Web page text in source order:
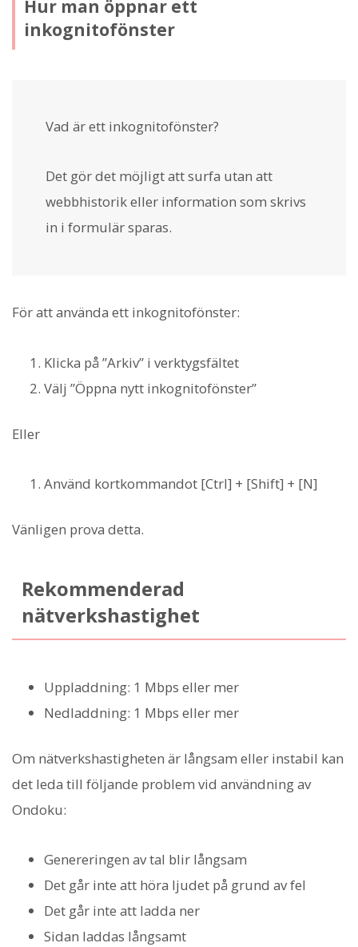
Hur man öppnar ett
inkognitofönster
Vad är ett inkognitofönster?
Det gör det möjligt att surfa utan att
webbhistorik eller information som skrivs
in i formulär sparas.
För att använda ett inkognitofönster:
Klicka på ”Arkiv” i verktygsfältet
Välj ”Öppna nytt inkognitofönster”
Eller
Använd kortkommandot [Ctrl] + [Shift] + [N]
Vänligen prova detta.
Rekommenderad
nätverkshastighet
Uppladdning: 1 Mbps eller mer
Nedladdning: 1 Mbps eller mer
Om nätverkshastigheten är långsam eller instabil kan
det leda till följande problem vid användning av
Ondoku:
Genereringen av tal blir långsam
Det går inte att höra ljudet på grund av fel
Det går inte att ladda ner
Sidan laddas långsamt